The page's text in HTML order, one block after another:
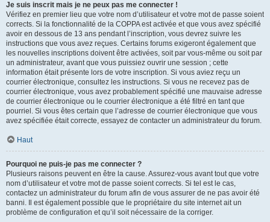
Je suis inscrit mais je ne peux pas me connecter !
Vérifiez en premier lieu que votre nom d’utilisateur et votre mot de passe soient
corrects. Si la fonctionnalité de la COPPA est activée et que vous avez spécifié
avoir en dessous de 13 ans pendant l’inscription, vous devrez suivre les
instructions que vous avez reçues. Certains forums exigeront également que
les nouvelles inscriptions doivent être activées, soit par vous-même ou soit par
un administrateur, avant que vous puissiez ouvrir une session ; cette
information était présente lors de votre inscription. Si vous aviez reçu un
courrier électronique, consultez les instructions. Si vous ne recevez pas de
courrier électronique, vous avez probablement spécifié une mauvaise adresse
de courrier électronique ou le courrier électronique a été filtré en tant que
pourriel. Si vous êtes certain que l’adresse de courrier électronique que vous
avez spécifiée était correcte, essayez de contacter un administrateur du forum.
Haut
Pourquoi ne puis-je pas me connecter ?
Plusieurs raisons peuvent en être la cause. Assurez-vous avant tout que votre
nom d’utilisateur et votre mot de passe soient corrects. Si tel est le cas,
contactez un administrateur du forum afin de vous assurer de ne pas avoir été
banni. Il est également possible que le propriétaire du site internet ait un
problème de configuration et qu’il soit nécessaire de la corriger.